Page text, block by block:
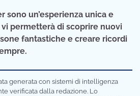
sono un’esperienza unica e
permetterà di scoprire nuovi
fantastiche e creare ricordi
generata con sistemi di intelligenza
verificata dalla redazione. Lo